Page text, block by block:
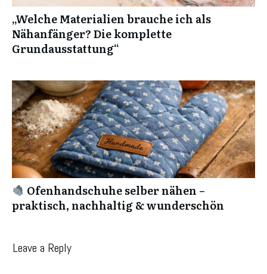
„Welche Materialien brauche ich als
Nähanfänger? Die komplette
Grundausstattung“
Ofenhandschuhe selber nähen –
praktisch, nachhaltig & wunderschön
Leave a Reply